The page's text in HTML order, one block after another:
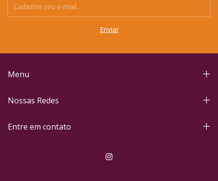
Menu
Nossas Redes
Entre em contato